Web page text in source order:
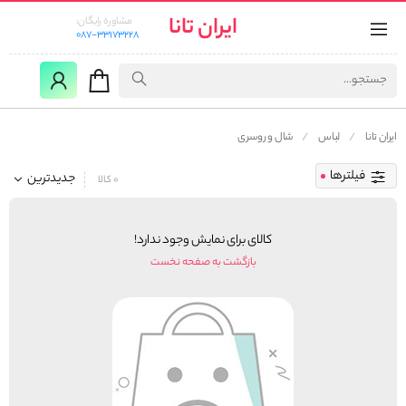
ایران تانا
مشاوره رایگان:
087-33173228
ایران تانا لباس شال و روسری
فیلترها جدیدترین 0 کالا
کالای برای نمایش وجود ندارد!
بازگشت به صفحه نخست